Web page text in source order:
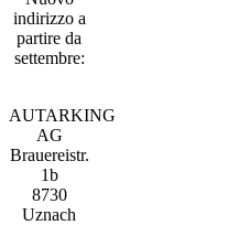
indirizzo a
partire da
settembre:
AUTARKING
AG
Brauereistr.
1b
8730
Uznach